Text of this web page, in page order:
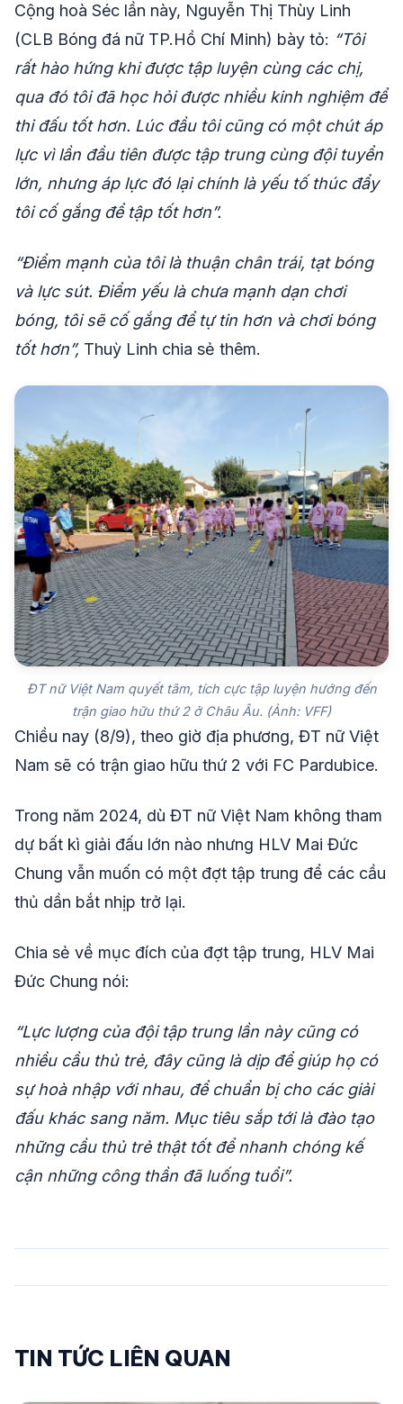
Cộng hoà Séc lần này, Nguyễn Thị Thùy Linh
(CLB Bóng đá nữ TP.Hồ Chí Minh) bày tỏ: “Tôi
rất hào hứng khi được tập luyện cùng các chị,
qua đó tôi đã học hỏi được nhiều kinh nghiệm để
thi đấu tốt hơn. Lúc đầu tôi cũng có một chút áp
lực vì lần đầu tiên được tập trung cùng đội tuyển
lớn, nhưng áp lực đó lại chính là yếu tố thúc đẩy
tôi cố gắng để tập tốt hơn”.
“Điểm mạnh của tôi là thuận chân trái, tạt bóng
và lực sút. Điểm yếu là chưa mạnh dạn chơi
bóng, tôi sẽ cố gắng để tự tin hơn và chơi bóng
tốt hơn”, Thuỳ Linh chia sẻ thêm.
ĐT nữ Việt Nam quyết tâm, tích cực tập luyện hướng đến
trận giao hữu thứ 2 ở Châu Âu. (Ảnh: VFF)
Chiều nay (8/9), theo giờ địa phương, ĐT nữ Việt
Nam sẽ có trận giao hữu thứ 2 với FC Pardubice.
Trong năm 2024, dù ĐT nữ Việt Nam không tham
dự bất kì giải đấu lớn nào nhưng HLV Mai Đức
Chung vẫn muốn có một đợt tập trung để các cầu
thủ dần bắt nhịp trở lại.
Chia sẻ về mục đích của đợt tập trung, HLV Mai
Đức Chung nói:
“Lực lượng của đội tập trung lần này cũng có
nhiều cầu thủ trẻ, đây cũng là dịp để giúp họ có
sự hoà nhập với nhau, để chuẩn bị cho các giải
đấu khác sang năm. Mục tiêu sắp tới là đào tạo
những cầu thủ trẻ thật tốt để nhanh chóng kế
cận những công thần đã luống tuổi”.
TIN TỨC LIÊN QUAN